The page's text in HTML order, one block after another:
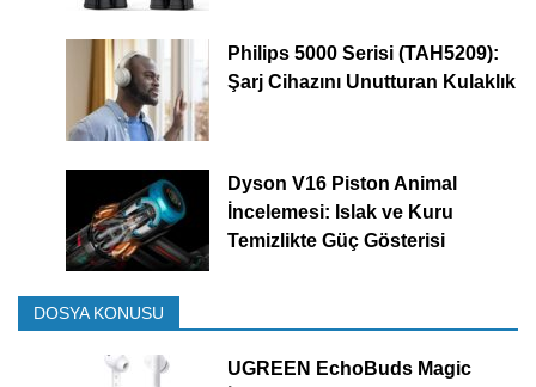
Philips 5000 Serisi (TAH5209):
Şarj Cihazını Unutturan Kulaklık
Dyson V16 Piston Animal
İncelemesi: Islak ve Kuru
Temizlikte Güç Gösterisi
DOSYA KONUSU
UGREEN EchoBuds Magic